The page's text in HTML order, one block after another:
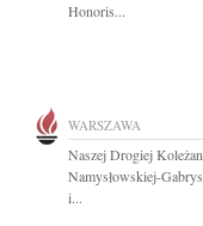
Honoris...
WARSZAWA
Naszej Drogiej
Namysłowskiej-
i...